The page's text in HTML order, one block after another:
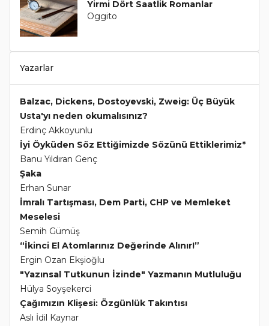
Yirmi Dört Saatlik Romanlar
Oggito
Yazarlar
Balzac, Dickens, Dostoyevski, Zweig: Üç Büyük
Usta'yı neden okumalısınız?
Erdinç Akkoyunlu
İyi Öyküden Söz Ettiğimizde Sözünü Ettiklerimiz*
Banu Yıldıran Genç
Şaka
Erhan Sunar
İmralı Tartışması, Dem Parti, CHP ve Memleket
Meselesi
Semih Gümüş
“İkinci El Atomlarınız Değerinde Alınır!”
Ergin Ozan Ekşioğlu
"Yazınsal Tutkunun İzinde" Yazmanın Mutluluğu
Hülya Soyşekerci
Çağımızın Klişesi: Özgünlük Takıntısı
Aslı İdil Kaynar